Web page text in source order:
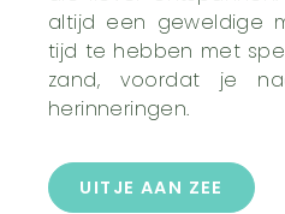
altijd een geweldige
tijd te hebben met
zand, voordat je
herinneringen.
UITJE AAN ZEE